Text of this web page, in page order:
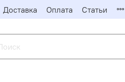
Доставка Оплата Статьи